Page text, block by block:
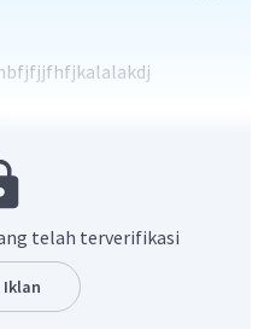
telah terverifikasi